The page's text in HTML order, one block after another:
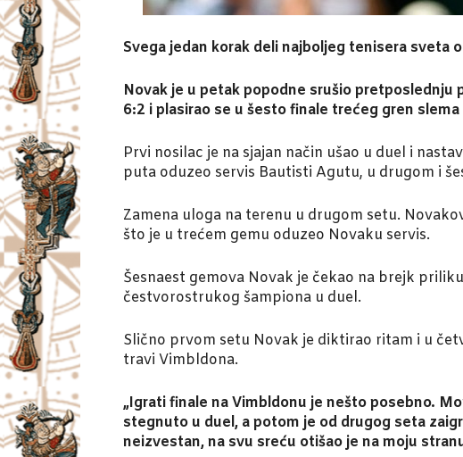
Svega jedan korak deli najboljeg tenisera sveta
Novak je u petak popodne srušio
6:2 i plasirao se u šesto finale trećeg gren
Prvi nosilac je na sjajan način ušao u duel i
puta oduzeo servis Bautisti Agutu, u drugom i
Zamena uloga na terenu u drugom setu.
što je u trećem gemu oduzeo Novaku servis.
Šesnaest gemova Novak je čekao na brejk
čestvorostrukog šampiona u duel.
Slično prvom setu Novak je diktirao ritam i u
travi Vimbldona.
„Igrati finale na Vimbldonu je nešto posebno.
stegnuto u duel, a potom je od drugog seta
neizvestan, na svu sreću otišao je na moju